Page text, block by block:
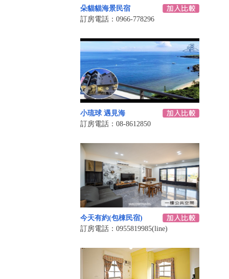
朵貓貓海景民宿
訂房電話：0966-778296
小琉球 遇見海
訂房電話：08-8612850
今天有約(包棟民宿)
訂房電話：0955819985(line)